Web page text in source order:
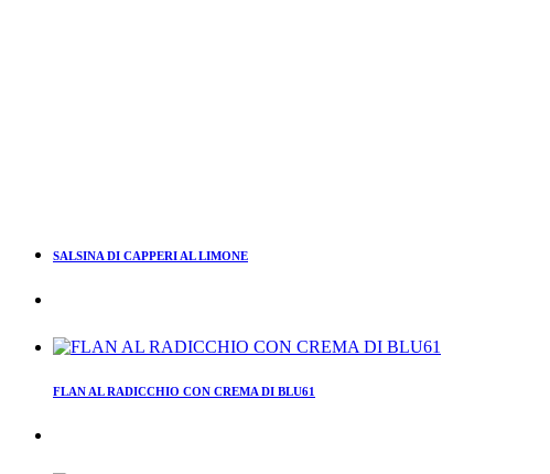
SALSINA DI CAPPERI AL LIMONE
FLAN AL RADICCHIO CON CREMA DI BLU61